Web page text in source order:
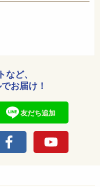
ど、
お届け！
友だち追加